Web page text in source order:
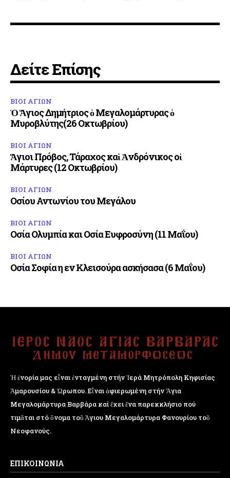
Δείτε Επίσης
ΒΙΟΙ ΑΓΙΩΝ
Ὁ Ἅγιος Δημήτριος ὁ Μεγαλομάρτυρας ὁ
Μυροβλύτης(26 Οκτωβρίου)
ΒΙΟΙ ΑΓΙΩΝ
Ἅγιοι Πρόβος, Τάραχος καὶ Ἀνδρόνικος οἱ
Μάρτυρες (12 Οκτωβρίου)
ΒΙΟΙ ΑΓΙΩΝ
Οσίου Αντωνίου του Μεγάλου
ΒΙΟΙ ΑΓΙΩΝ
Οσία Ολυμπία και Οσία Ευφροσύνη (11 Μαΐου)
ΒΙΟΙ ΑΓΙΩΝ
Οσία Σοφία η εν Κλεισούρα ασκήσασα (6 Μαΐου)
Ἡ ἐνορία μας εἶναι ἐνταγμένη στήν Ἱερά Μητρόπολη Κηφισίας
Ἁμαρουσίου & Ὠρωπου. Εἶναι ἀφιερωμένη στήν Ἅγια
Μεγαλομάρτυρα Βαρβάρα καί ἔχει ἕνα παρεκκλήσιο πού
τιμᾶται στό ὄνομα τοῦ Ἁγιου Μεγαλομάρτυρα Φανουρίου τοῦ
Νεοφανούς.
ΕΠΙΚΟΙΝΩΝΙΑ